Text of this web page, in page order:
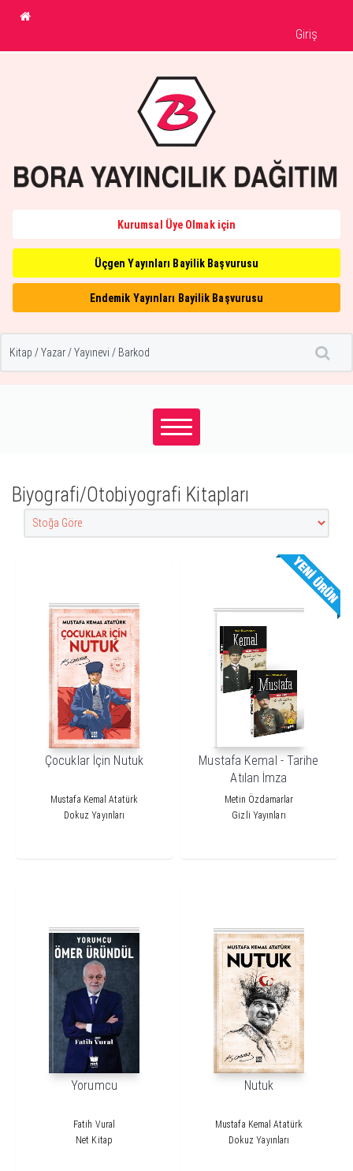
Giriş
Kurumsal Üye Olmak için
Üçgen Yayınları Bayilik Başvurusu
Endemik Yayınları Bayilik Başvurusu
Biyografi/Otobiyografi Kitapları
Çocuklar İçin Nutuk
Mustafa Kemal Atatürk
Dokuz Yayınları
Mustafa Kemal - Tarihe
Atılan İmza
Metin Özdamarlar
Gizli Yayınları
Yorumcu
Fatih Vural
Net Kitap
Nutuk
Mustafa Kemal Atatürk
Dokuz Yayınları